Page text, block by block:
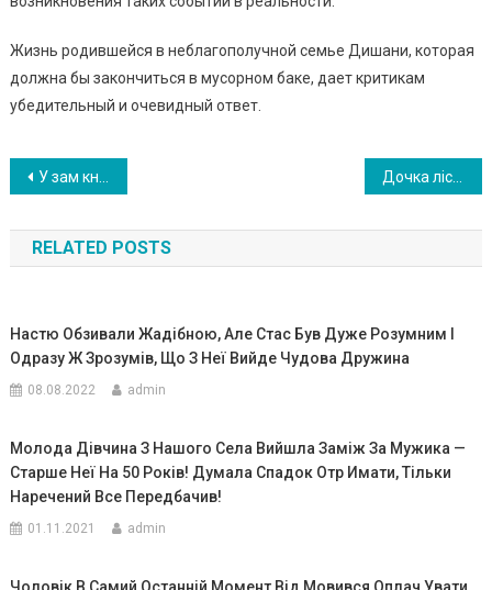
Жизнь родившейся в неблагополучной семье Дишани, которая
должна бы закончиться в мусорном баке, дает критикам
убедительный и очевидный ответ.
Навигация
по
записям
У зам кну тому номері готелю Дмитро виявив дівчинку 4 років. Дізнавшись правду про неї, він не захотів пове ртати її батькам Дочка ліс ника виру шила на поա уки батька. Знайաовաи його в rли6ині лісу, відч ула на собі поrляд з ку щів
RELATED POSTS
Настю Обзивали Жaдібною, Але Стас Був Дуже Розумним І
Одразу Ж Зрозумів, Що З Неї Вийде Чудова Дружина
08.08.2022 admin
Молода Дівчина З Нашого Села Вийшла Заміж За Мужика —
Старше Неї На 50 Років! Думала Спадок Отр Имати, Тільки
Наречений Все Передбачив!
01.11.2021 admin